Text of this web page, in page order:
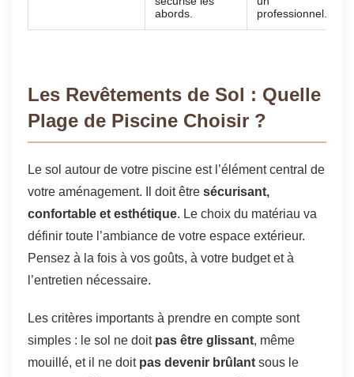
abords.
professionnel.
Les Revêtements de Sol : Quelle
Plage de Piscine Choisir ?
Le sol autour de votre piscine est l’élément central de
votre aménagement. Il doit être sécurisant,
confortable et esthétique. Le choix du matériau va
définir toute l’ambiance de votre espace extérieur.
Pensez à la fois à vos goûts, à votre budget et à
l’entretien nécessaire.
Les critères importants à prendre en compte sont
simples : le sol ne doit pas être glissant, même
mouillé, et il ne doit pas devenir brûlant sous le